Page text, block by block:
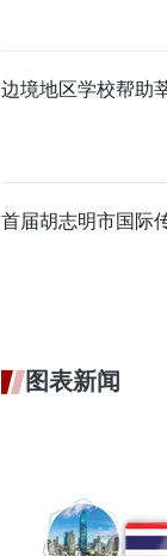
边境地区学校帮助
首届胡志明市国际
图表新闻